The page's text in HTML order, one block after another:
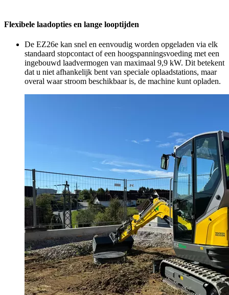
Flexibele laadopties en lange looptijden
De EZ26e kan snel en eenvoudig worden opgeladen via elk
standaard stopcontact of een hoogspanningsvoeding met een
ingebouwd laadvermogen van maximaal 9,9 kW. Dit betekent
dat u niet afhankelijk bent van speciale oplaadstations, maar
overal waar stroom beschikbaar is, de machine kunt opladen.